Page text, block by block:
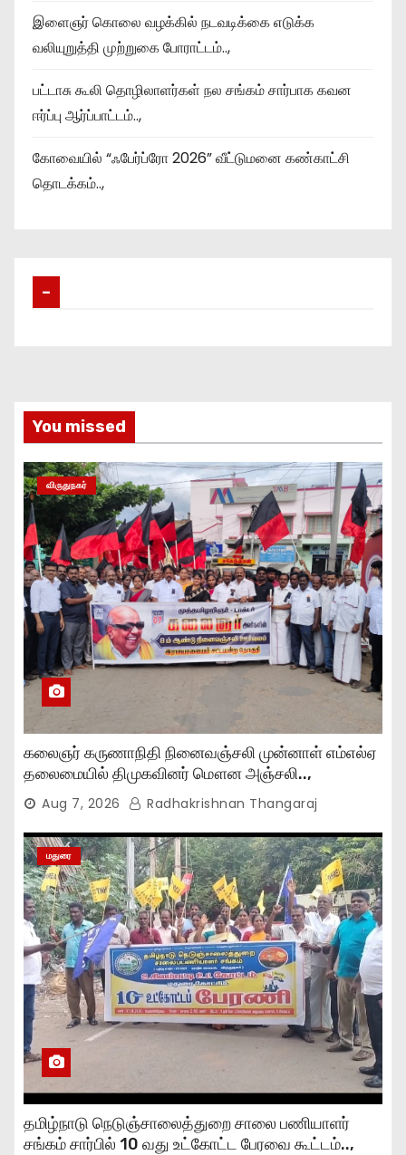
இளைஞர் கொலை வழக்கில் நடவடிக்கை எடுக்க
வலியுறுத்தி முற்றுகை போராட்டம்..,
பட்டாசு கூலி தொழிலாளர்கள் நல சங்கம் சார்பாக கவன
ஈர்ப்பு ஆர்ப்பாட்டம்..,
கோவையில் “ஃபேர்ப்ரோ 2026” வீட்டுமனை கண்காட்சி
தொடக்கம்..,
–
You missed
விருதுநகர்
கலைஞர் கருணாநிதி நினைவஞ்சலி முன்னாள் எம்எல்ஏ
தலைமையில் திமுகவினர் மௌன அஞ்சலி..,
Aug 7, 2026 Radhakrishnan Thangaraj
மதுரை
தமிழ்நாடு நெடுஞ்சாலைத்துறை சாலை பணியாளர்
சங்கம் சார்பில் 10 வது உட்கோட்ட பேரவை கூட்டம்..,